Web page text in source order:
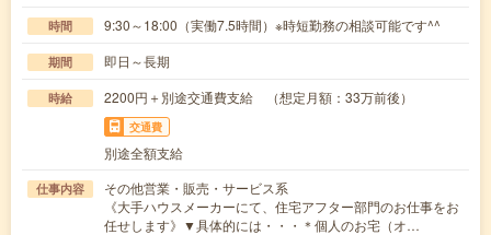
時間 9:30～18:00（実働7.5時間）※時短勤務の相談可能です^^
期間 即日～長期
時給 2200円＋別途交通費支給 （想定月額：33万前後）
交通費
別途全額支給
仕事内容
その他営業・販売・サービス系
《大手ハウスメーカーにて、住宅アフター部門のお仕事をお
任せします》▼具体的には・・・＊個人のお宅（オ…